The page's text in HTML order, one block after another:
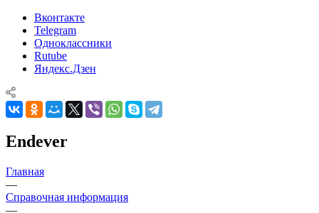
Вконтакте
Telegram
Одноклассники
Rutube
Яндекс.Дзен
Endever
Главная
—
Справочная информация
—